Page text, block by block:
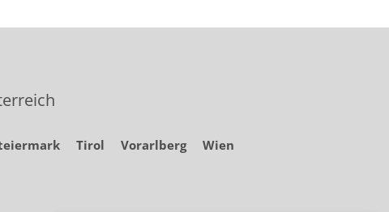
Tirol Vorarlberg Wien